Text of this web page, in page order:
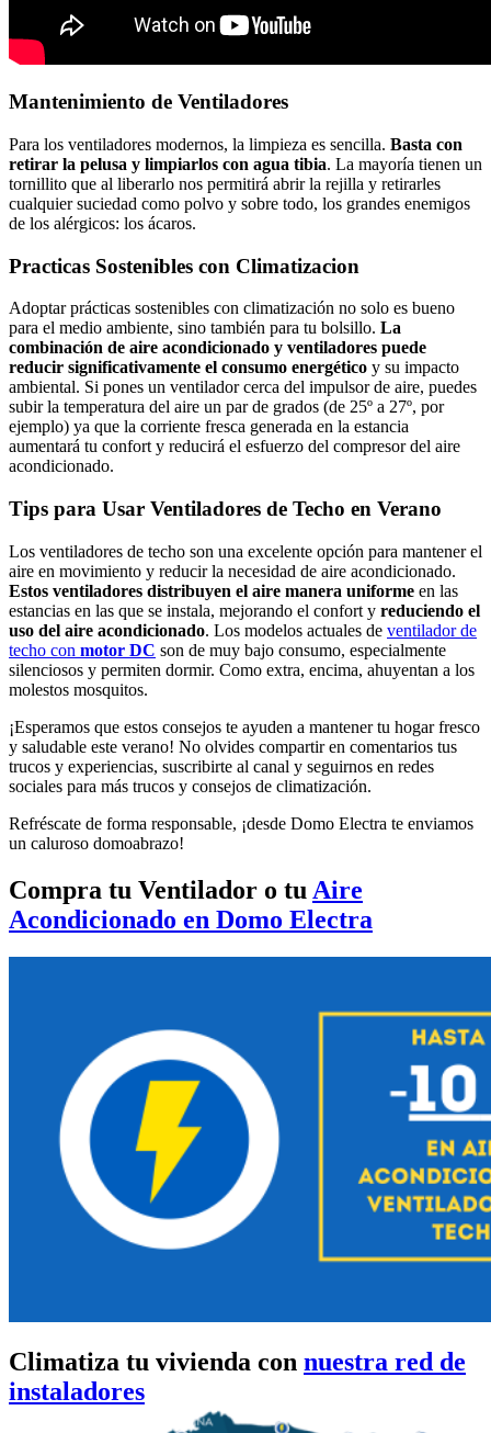
Mantenimiento de Ventiladores
Para los ventiladores modernos, la limpieza es sencilla. Basta con
retirar la pelusa y limpiarlos con agua tibia. La mayoría tienen un
tornillito que al liberarlo nos permitirá abrir la rejilla y retirarles
cualquier suciedad como polvo y sobre todo, los grandes enemigos
de los alérgicos: los ácaros.
Practicas Sostenibles con Climatizacion
Adoptar prácticas sostenibles con climatización no solo es bueno
para el medio ambiente, sino también para tu bolsillo. La
combinación de aire acondicionado y ventiladores puede
reducir significativamente el consumo energético y su impacto
ambiental. Si pones un ventilador cerca del impulsor de aire, puedes
subir la temperatura del aire un par de grados (de 25º a 27º, por
ejemplo) ya que la corriente fresca generada en la estancia
aumentará tu confort y reducirá el esfuerzo del compresor del aire
acondicionado.
Tips para Usar Ventiladores de Techo en Verano
Los ventiladores de techo son una excelente opción para mantener el
aire en movimiento y reducir la necesidad de aire acondicionado.
Estos ventiladores distribuyen el aire manera uniforme en las
estancias en las que se instala, mejorando el confort y reduciendo el
uso del aire acondicionado. Los modelos actuales de ventilador de
techo con motor DC son de muy bajo consumo, especialmente
silenciosos y permiten dormir. Como extra, encima, ahuyentan a los
molestos mosquitos.
¡Esperamos que estos consejos te ayuden a mantener tu hogar fresco
y saludable este verano! No olvides compartir en comentarios tus
trucos y experiencias, suscribirte al canal y seguirnos en redes
sociales para más trucos y consejos de climatización.
Refréscate de forma responsable, ¡desde Domo Electra te enviamos
un caluroso domoabrazo!
Compra tu Ventilador o tu Aire
Acondicionado en Domo Electra
Climatiza tu vivienda con nuestra red de
instaladores